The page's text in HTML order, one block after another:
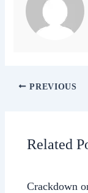
PREVIOUS
Related
Crackdown